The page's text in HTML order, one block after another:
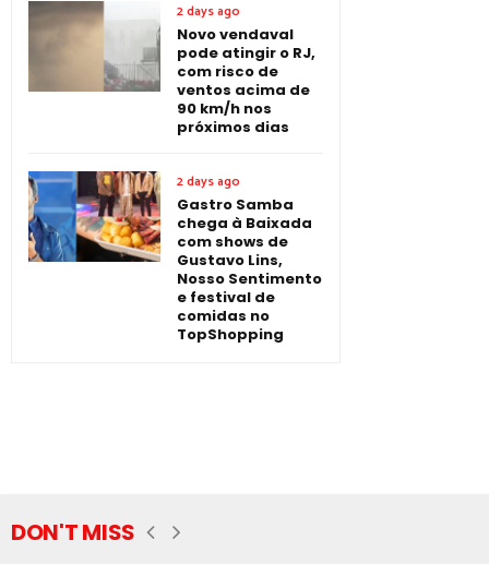
2 days ago
Novo vendaval
pode atingir o RJ,
com risco de
ventos acima de
90 km/h nos
próximos dias
2 days ago
Gastro Samba
chega à Baixada
com shows de
Gustavo Lins,
Nosso Sentimento
e festival de
comidas no
TopShopping
DON'T MISS